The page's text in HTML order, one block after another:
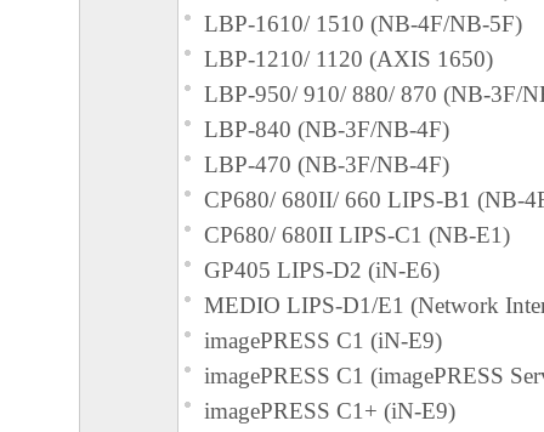
ンの関連会社、それらの販売代理店または
損害の可能性について知らされていた場合
(3) キヤノン、キヤノンの子会社、キヤノ
れらの販売代理店または販売店のいずれも
ェア」、または「本ソフトウェア」の使用
連してお客様と第三者との間に生じたいか
ても、一切責任を負わないものとします。
お客様は、日本国政府または関連する外国
認可等を得ることなしに、「本ソフトウェ
は一部を、直接または間接に輸出してはな
LBP-1610/ 1510 (NB-4F/NB-5F)
LBP-1210/ 1120 (AXIS 1650)
LBP-950/ 910/ 880/ 870 (NB-3F/
LBP-840 (NB-3F/NB-4F)
LBP-470 (NB-3F/NB-4F)
CP680/ 680II/ 660 LIPS-B1 (NB-
CP680/ 680II LIPS-C1 (NB-E1)
GP405 LIPS-D2 (iN-E6)
MEDIO LIPS-D1/E1 (Network
imagePRESS C1 (iN-E9)
imagePRESS C1 (imagePRESS
imagePRESS C1+ (iN-E9)